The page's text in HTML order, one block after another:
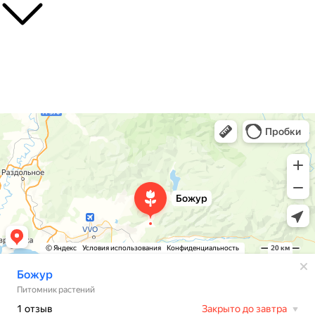
Божур
Питомник растений в Приморском крае